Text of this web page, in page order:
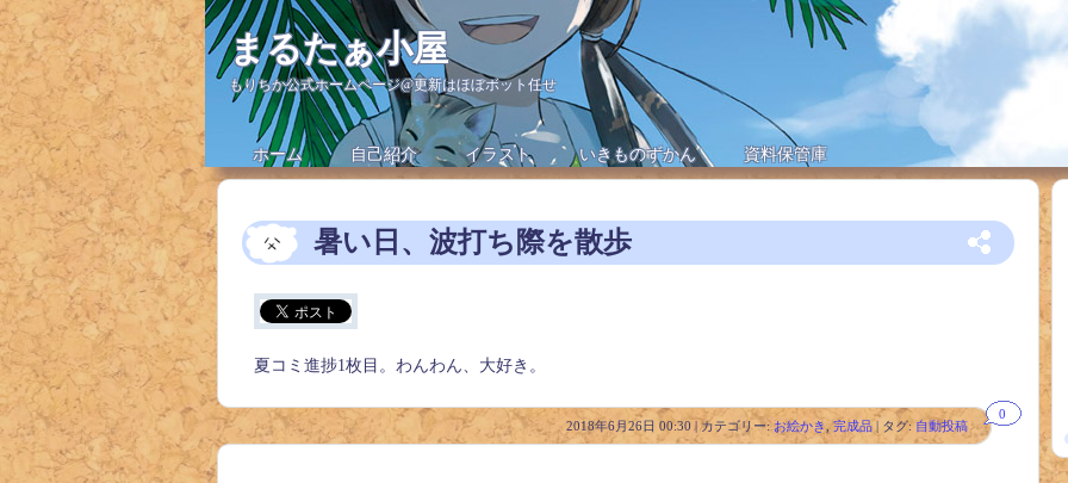
まるたぁ小屋
もりちか公式ホームページ@更新はほぼボット任せ
ホーム 自己紹介 イラスト いきものずかん 資料保管庫
暑い日、波打ち際を散歩
夏コミ進捗1枚目。わんわん、大好き。
2018年6月26日 00:30 | カテゴリー: お絵かき, 完成品 | タグ: 自動投稿
0